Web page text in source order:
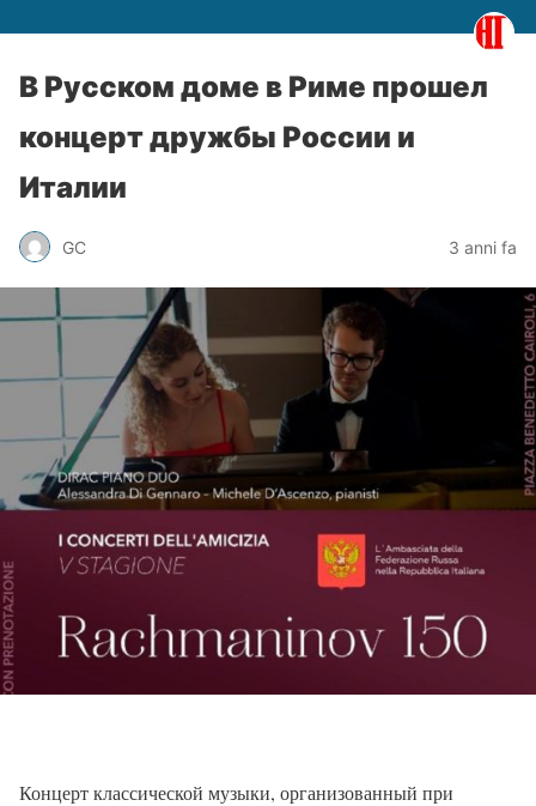
В Русском доме в Риме прошел
концерт дружбы России и
Италии
GC 3 anni fa
Концерт классической музыки, организованный при